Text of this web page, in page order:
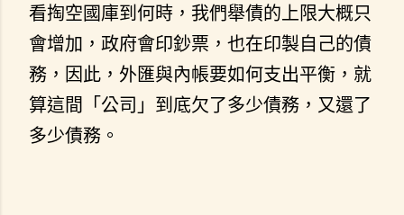
看掏空國庫到何時，我們舉債的上限大概只
會增加，政府會印鈔票，也在印製自己的債
務，因此，外匯與內帳要如何支出平衡，就
算這間「公司」到底欠了多少債務，又還了
多少債務。